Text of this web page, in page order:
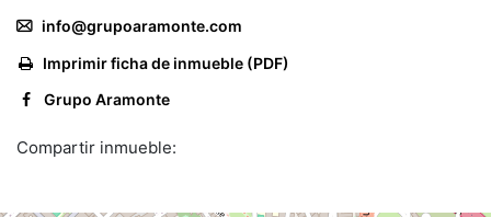
info@grupoaramonte.com
Imprimir ficha de inmueble (PDF)
Grupo Aramonte
Compartir inmueble: